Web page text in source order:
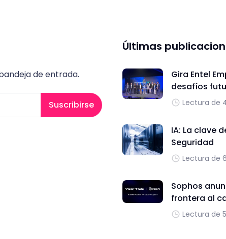
de entrada.
Suscribirse
Últimas
Gira Entel
desafíos
Lectura de
IA: La clave
Seguridad
Lectura de
Sophos
frontera al
Lectura de